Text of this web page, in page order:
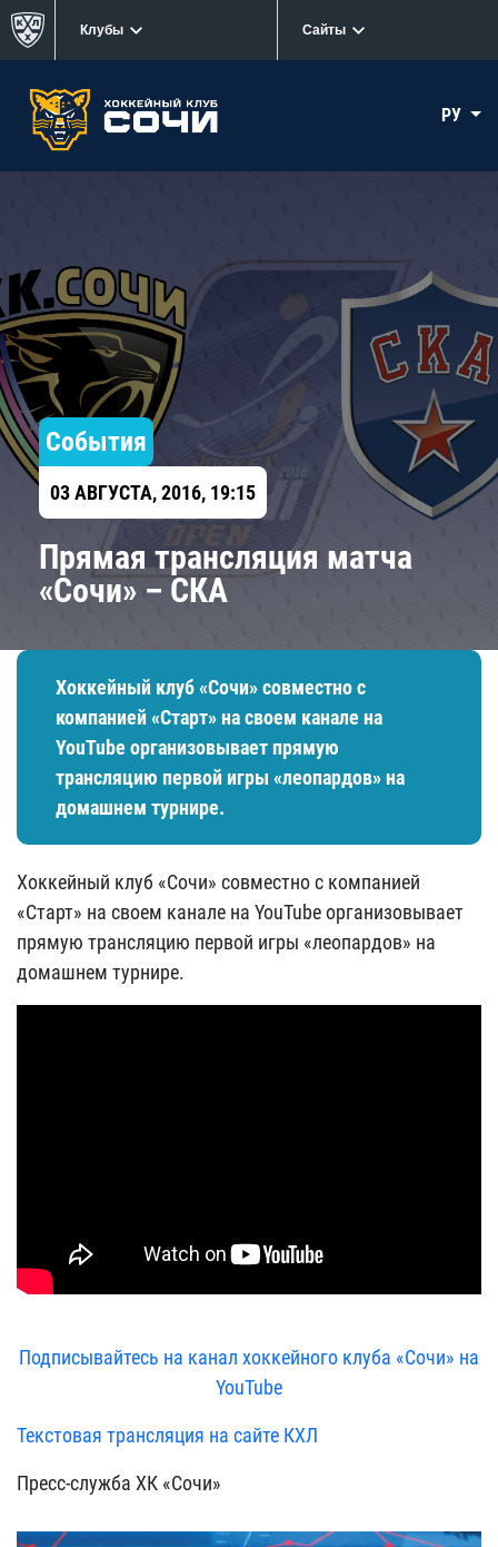
Клубы Сайты
РУ
События
03 АВГУСТА, 2016, 19:15
Прямая трансляция матча
«Сочи» – СКА
Хоккейный клуб «Сочи» совместно с
компанией «Старт» на своем канале на
YouTube организовывает прямую
трансляцию первой игры «леопардов» на
домашнем турнире.
Хоккейный клуб «Сочи» совместно с компанией
«Старт» на своем канале на YouTube организовывает
прямую трансляцию первой игры «леопардов» на
домашнем турнире.
Подписывайтесь на канал хоккейного клуба «Сочи» на
YouTube
Текстовая трансляция на сайте КХЛ
Пресс-служба ХК «Сочи»